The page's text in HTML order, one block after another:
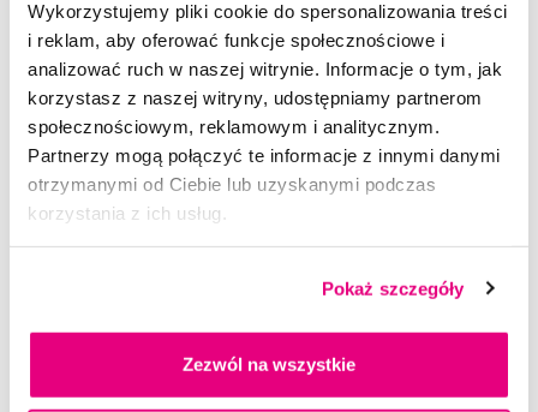
Wykorzystujemy pliki cookie do spersonalizowania treści
i reklam, aby oferować funkcje społecznościowe i
analizować ruch w naszej witrynie. Informacje o tym, jak
korzystasz z naszej witryny, udostępniamy partnerom
społecznościowym, reklamowym i analitycznym.
Partnerzy mogą połączyć te informacje z innymi danymi
otrzymanymi od Ciebie lub uzyskanymi podczas
korzystania z ich usług.
Pokaż szczegóły
Zezwól na wszystkie
ruchów sonicznych na minutę oraz terapeutyczną falę
ultradźwiękową o częstotliwości 1,6 MHz
• tryb bez ruchu – w tym trybie szczoteczka nie generuje
ruchów sonicznych, jedynie terapeutyczną falę ultradźwiękową
o częstotliwości 1,6 MHz
Ocena
Rekomendowane produkty